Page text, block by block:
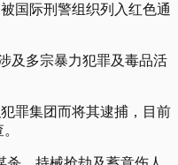
国际刑警组织列入红色通
及多宗暴力犯罪及毒品活
罪集团而将其逮捕，目前